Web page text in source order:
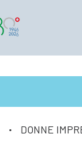
· DONNE